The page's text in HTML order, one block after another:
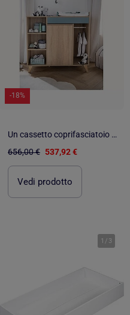
-18%
Un cassetto coprifasciatoio che può essere trasformato in una - SAUTHON
656,00 € 537,92 €
Vedi prodotto
1 / 3